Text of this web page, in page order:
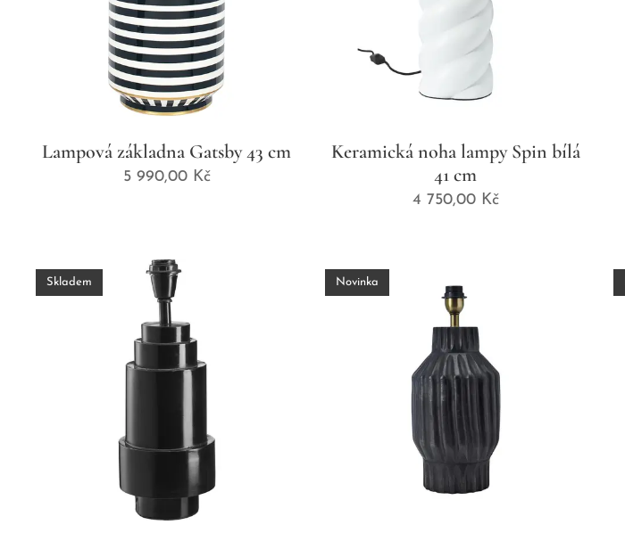
Lampová základna Gatsby 43 cm
5 990,00Kč
Keramická noha lampy Spin bílá
41 cm
4 750,00Kč
Skladem Novinka